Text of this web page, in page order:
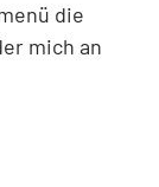
die
mich an